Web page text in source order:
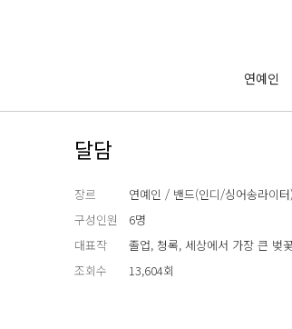
연예인
달담
장르
연예인 / 밴드(인디/싱어송라이터)
구성인원
6명
대표작
졸업, 청록, 세상에서 가장 큰 벚
조회수
13,604회